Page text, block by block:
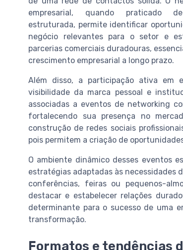
empresarial, quando praticado
estruturada, permite identificar
negócio relevantes para o setor e
parcerias comerciais duradouras,
crescimento empresarial a longo prazo.
Além disso, a participação ativa em
visibilidade da marca pessoal e
associadas a eventos de networking
fortalecendo sua presença no
construção de redes sociais
pois permitem a criação de
O ambiente dinâmico desses eventos
estratégias adaptadas às necessidades
conferências, feiras ou pequenos-
destacar e estabelecer relações
determinante para o sucesso de uma
transformação.
Formatos e tendências